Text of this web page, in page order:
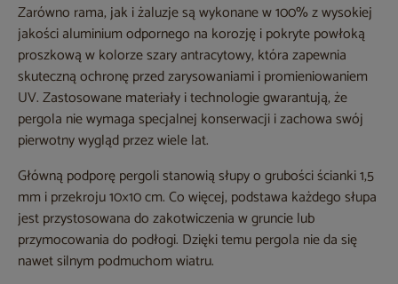
Zarówno rama, jak i żaluzje są wykonane w 100% z wysokiej
jakości aluminium odpornego na korozję i pokryte powłoką
proszkową w kolorze szary antracytowy, która zapewnia
skuteczną ochronę przed zarysowaniami i promieniowaniem
UV. Zastosowane materiały i technologie gwarantują, że
pergola nie wymaga specjalnej konserwacji i zachowa swój
pierwotny wygląd przez wiele lat.
Główną podporę pergoli stanowią słupy o grubości ścianki 1,5
mm i przekroju 10×10 cm. Co więcej, podstawa każdego słupa
jest przystosowana do zakotwiczenia w gruncie lub
przymocowania do podłogi. Dzięki temu pergola nie da się
nawet silnym podmuchom wiatru.